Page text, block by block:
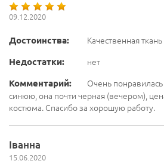
09.12.2020
Достоинства:
Качественная ткань
Недостатки:
нет
Комментарий:
Очень
синюю, она почти черная (вечером),
костюма. Спасибо за хорошую работу.
Іванна
15.06.2020